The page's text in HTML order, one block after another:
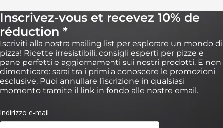
Inscrivez-vous et recevez 10% de
réduction *
Iscriviti alla nostra mailing list per esplorare un mondo di
pizza! Ricette irresistibili, consigli esperti per pizze e
pane perfetti e aggiornamenti sui nostri prodotti. E non
dimenticare: sarai tra i primi a conoscere le promozioni
esclusive. Puoi annullare l’iscrizione in qualsiasi
momento tramite il link in fondo alle nostre email.